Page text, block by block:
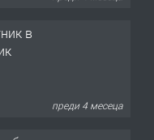
в
преди 4 месеца